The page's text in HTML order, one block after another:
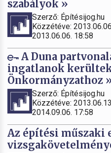
szabályok »
Szerző: Építésijog.hu
Közzétéve:
2013.06.06. 18:58
A Duna
ingatlanok
Önkormányzathoz
Szerző: Építésijog.hu
Közzétéve:
2014.09.06. 17:58
Az építési műszaki